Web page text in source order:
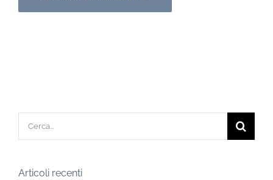
Cerca
per:
Articoli recenti